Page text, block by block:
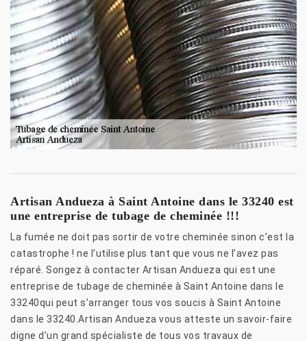
Artisan Andueza à Saint Antoine dans le 33240 est
une entreprise de tubage de cheminée !!!
La fumée ne doit pas sortir de votre cheminée sinon c’est la
catastrophe ! ne l’utilise plus tant que vous ne l’avez pas
réparé. Songez à contacter Artisan Andueza qui est une
entreprise de tubage de cheminée à Saint Antoine dans le
33240qui peut s’arranger tous vos soucis à Saint Antoine
dans le 33240.Artisan Andueza vous atteste un savoir-faire
digne d’un grand spécialiste de tous vos travaux de